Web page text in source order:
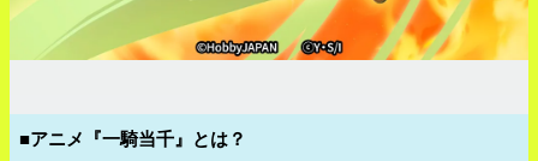
■アニメ『一騎当千』とは？